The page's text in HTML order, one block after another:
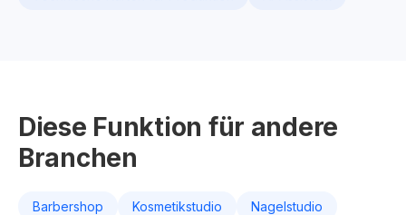
Diese Funktion für andere
Branchen
Barbershop Kosmetikstudio
Nagelstudio